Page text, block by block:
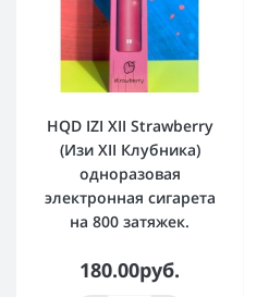
HQD IZI XII Strawberry
(Изи XII Клубника)
одноразовая
электронная сигарета
на 800 затяжек.
180.00руб.